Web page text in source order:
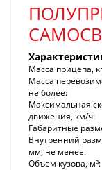
Масса прицепа,
Масса
не более:
Максимальная
движения, км/ч:
Габаритные
Внутренний
мм, не менее:
Объем кузова, м³: